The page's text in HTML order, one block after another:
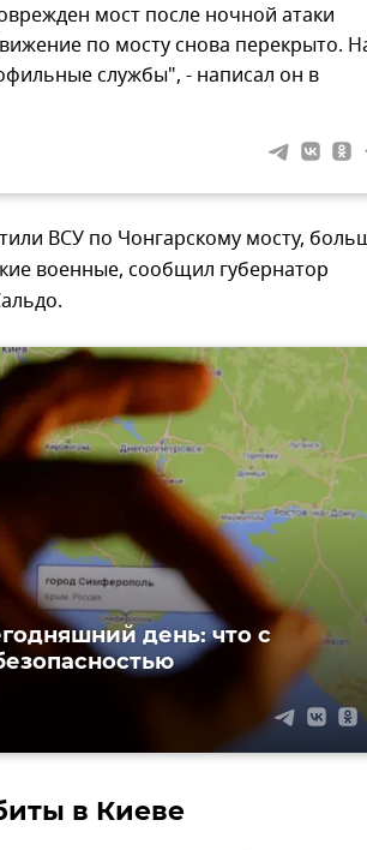
мост после ночной атаки
по мосту снова перекрыто.
службы", - написал он в
ВСУ по Чонгарскому мосту,
военные, сообщил губернатор
день: что с
в Киеве